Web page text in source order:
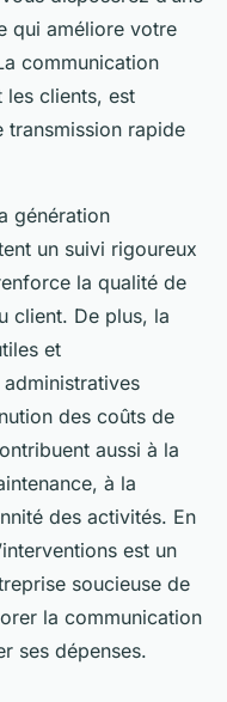
qui améliore votre
communication
les clients, est
transmission rapide
génération
un suivi rigoureux
la qualité de
client. De plus, la
et
administratives
des coûts de
aussi à la
à la
des activités. En
est un
soucieuse de
la communication
ses dépenses.